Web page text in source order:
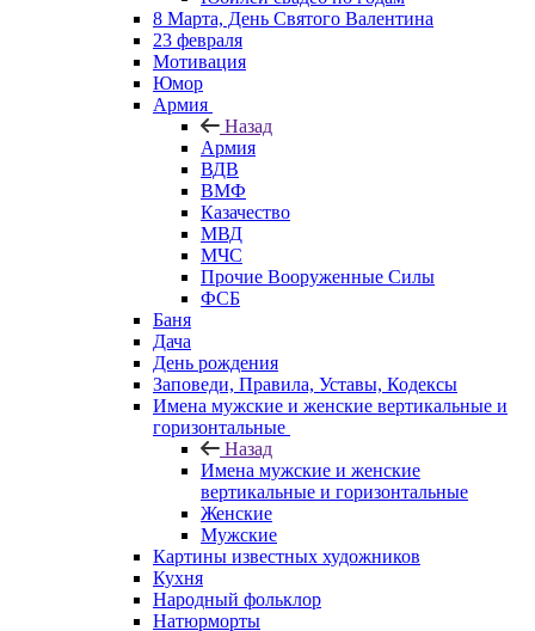
8 Марта, День Святого Валентина
23 февраля
Мотивация
Юмор
Армия
Назад
Армия
ВДВ
ВМФ
Казачество
МВД
МЧС
Прочие Вооруженные Силы
ФСБ
Баня
Дача
День рождения
Заповеди, Правила, Уставы, Кодексы
Имена мужские и женские вертикальные и
горизонтальные
Назад
Имена мужские и женские
вертикальные и горизонтальные
Женские
Мужские
Картины известных художников
Кухня
Народный фольклор
Натюрморты